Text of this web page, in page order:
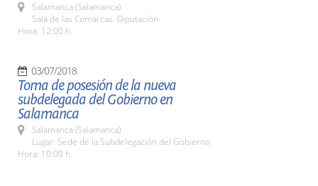
Salamanca (Salamanca)
Sala de las Comarcas. Diputación
Hora: 12:00 h.
03/07/2018
Toma de posesión de la nueva
subdelegada del Gobierno en
Salamanca
Salamanca (Salamanca)
Lugar: Sede de la Subdelegación del Gobierno
Hora: 10:00 h.